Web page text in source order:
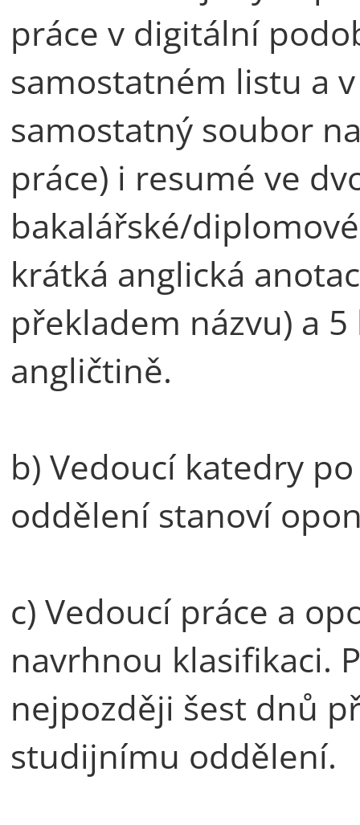
práce v digitální
samostatném listu a
samostatný soubor
práce) i resumé ve
bakalářské/
krátká anglická
překladem názvu) a
angličtině.
b) Vedoucí katedry
oddělení stanoví
c) Vedoucí práce a
navrhnou klasifikaci.
nejpozději šest dnů
studijnímu oddělení.